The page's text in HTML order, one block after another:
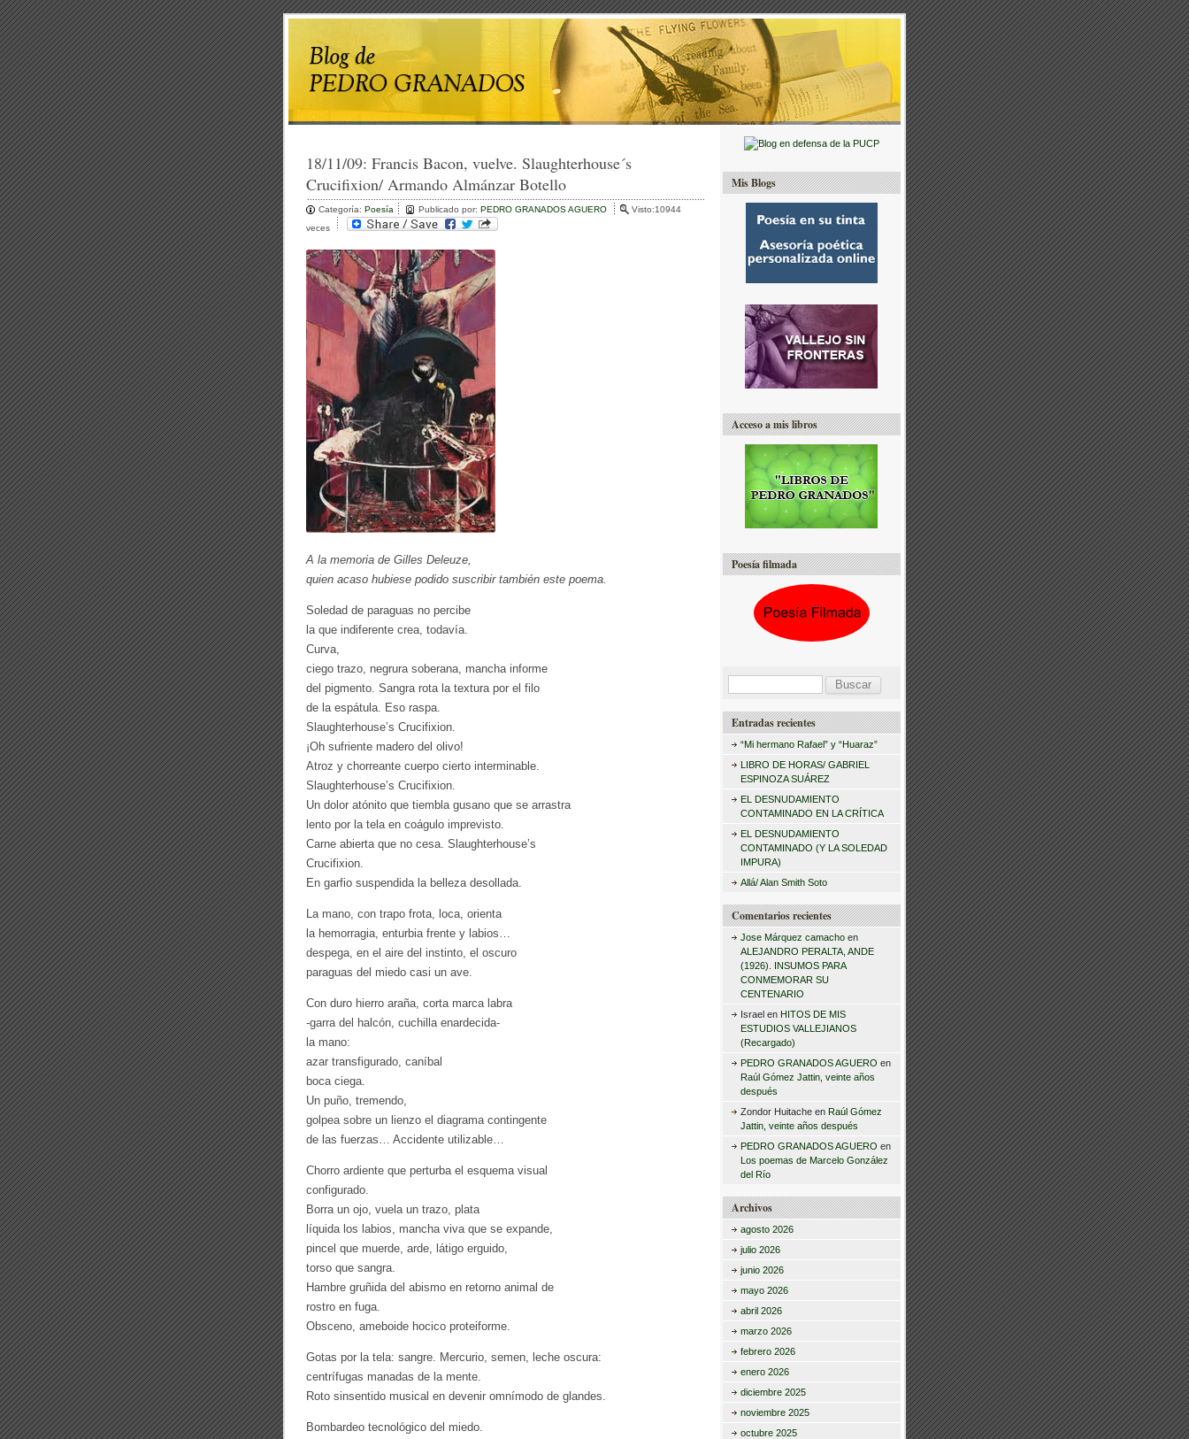
18/11/09: Francis Bacon, vuelve. Slaughterhouse´s
Crucifixion/ Armando Almánzar Botello
Categoría: Poesía Publicado por: PEDRO GRANADOS AGUERO
Visto:10944
veces
A la memoria de Gilles Deleuze,
quien acaso hubiese podido suscribir también este poema.
Soledad de paraguas no percibe
la que indiferente crea, todavía.
Curva,
ciego trazo, negrura soberana, mancha informe
del pigmento. Sangra rota la textura por el filo
de la espátula. Eso raspa.
Slaughterhouse’s Crucifixion.
¡Oh sufriente madero del olivo!
Atroz y chorreante cuerpo cierto interminable.
Slaughterhouse’s Crucifixion.
Un dolor atónito que tiembla gusano que se arrastra
lento por la tela en coágulo imprevisto.
Carne abierta que no cesa. Slaughterhouse’s
Crucifixion.
En garfio suspendida la belleza desollada.
La mano, con trapo frota, loca, orienta
la hemorragia, enturbia frente y labios…
despega, en el aire del instinto, el oscuro
paraguas del miedo casi un ave.
Con duro hierro araña, corta marca labra
-garra del halcón, cuchilla enardecida-
la mano:
azar transfigurado, caníbal
boca ciega.
Un puño, tremendo,
golpea sobre un lienzo el diagrama contingente
de las fuerzas… Accidente utilizable…
Chorro ardiente que perturba el esquema visual
configurado.
Borra un ojo, vuela un trazo, plata
líquida los labios, mancha viva que se expande,
pincel que muerde, arde, látigo erguido,
torso que sangra.
Hambre gruñida del abismo en retorno animal de
rostro en fuga.
Obsceno, ameboide hocico proteiforme.
Gotas por la tela: sangre. Mercurio, semen, leche oscura:
centrífugas manadas de la mente.
Roto sinsentido musical en devenir omnímodo de glandes.
Bombardeo tecnológico del miedo.
Mis Blogs
Acceso a mis libros
Poesía filmada
s
r
Entradas recientes
“Mi hermano Rafael” y “Huaraz”
LIBRO DE HORAS/ GABRIEL
ESPINOZA SUÁREZ
EL DESNUDAMIENTO
CONTAMINADO EN LA CRÍTICA
EL DESNUDAMIENTO
CONTAMINADO (Y LA SOLEDAD
IMPURA)
Allá/ Alan Smith Soto
Comentarios recientes
Jose Márquez camachoen
ALEJANDRO PERALTA, ANDE
(1926). INSUMOS PARA
CONMEMORAR SU
CENTENARIO
Israelen HITOS DE MIS
ESTUDIOS VALLEJIANOS
(Recargado)
PEDRO GRANADOS AGUERO en
Raúl Gómez Jattin, veinte años
después
Zondor Huitacheen Raúl Gómez
Jattin, veinte años después
PEDRO GRANADOS AGUERO en
Los poemas de Marcelo González
del Río
Archivos
agosto 2026
julio 2026
junio 2026
mayo 2026
abril 2026
marzo 2026
febrero 2026
enero 2026
diciembre 2025
noviembre 2025
octubre 2025